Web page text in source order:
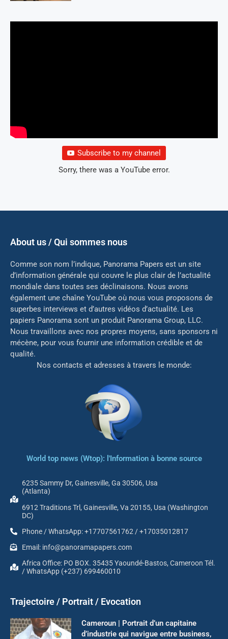
Subscribe to my channel
Sorry, there was a YouTube error.
About us / Qui sommes nous
Comme son nom l’indique, Panorama Papers est un site
d’information générale qui couvre le plus clair de l’actualité
mondiale dans toutes ses déclinaisons. Nous avons
également une chaîne YouTube où nous vous proposons de
superbes interviews et d’autres vidéos d’actualité. Les
papiers Panorama sont un produit Panorama Group, LLC.
Nous travaillons avec nos propres moyens, sans sponsors ni
mécène, pour vous fournir une information crédible et de
qualité.
Nos contacts et adresses à travers le monde:
World top news (Wtop): l'Information à bonne source
6235 Sammy Dr, Gainesville, Ga 30506, Usa
(Atlanta)
6912 Traditions Trl, Gainesville, Va 20155, Usa (Washington
DC)
Phone / WhatsApp: +17707561762 / +17035012817
Email: info@panoramapapers.com
Africa Office: PO BOX. 35435 Yaoundé-Bastos, Cameroon Tél.
/ WhatsApp (+237) 699460010
Trajectoire / Portrait / Evocation
Cameroun | Portrait d’un capitaine
d’industrie qui navigue entre business,